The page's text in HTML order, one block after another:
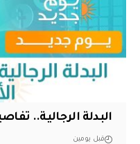
البدلة الرجالية..
قبل يومين